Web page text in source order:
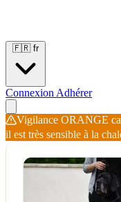
🇫🇷 fr
Connexion Adhérer
Vigilance ORANGE
il est très sensible à la